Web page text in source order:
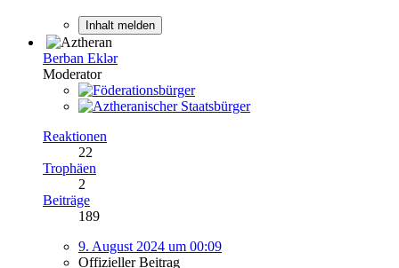
Inhalt melden
Berban Eklər
Moderator
Reaktionen
22
Trophäen
2
Beiträge
189
9. August 2024 um 00:09
Offizieller Beitrag